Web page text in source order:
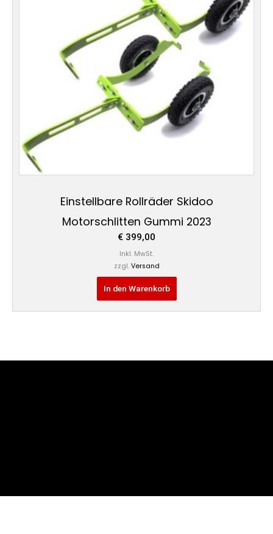
Einstellbare Rollräder Skidoo
Motorschlitten Gummi 2023
€ 399,00
Inkl. MwSt.
zzgl. Versand
In den Warenkorb